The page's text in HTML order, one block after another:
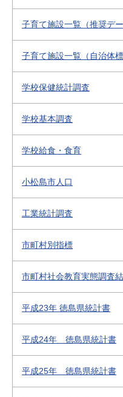
子育て施設一覧（推奨デー
子育て施設一覧（自治体
学校保健統計調査
学校基本調査
学校給食・食育
小松島市人口
工業統計調査
市町村別指標
市町村社会教育実態調査
平成23年 徳島県統計書
平成24年 徳島県統計書
平成25年 徳島県統計書